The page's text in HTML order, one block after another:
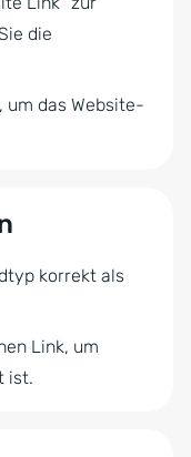
die
um das Website-
korrekt als
Link, um
ist.